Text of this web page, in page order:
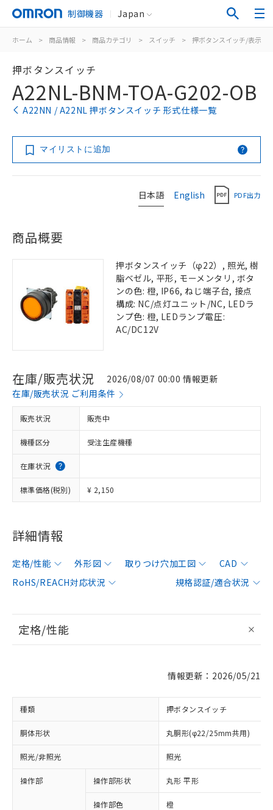
制御機器 Japan
ホーム > 商品情報 > 商品カテゴリ > スイッチ > 押ボタンスイッチ/表示灯
押ボタンスイッチ
A22NL-BNM-TOA-G202-OB
A22NN / A22NL 押ボタンスイッチ 形式仕様一覧
マイリストに追加
日本語 English PDF出力
商品概要
押ボタンスイッチ（φ22）, 照光, 樹
脂ベゼル, 平形, モーメンタリ, ボタ
ンの色: 橙, IP66, ねじ端子台, 接点
構成: NC/点灯ユニット/NC, LEDラ
ンプ色: 橙, LEDランプ電圧:
AC/DC12V
在庫/販売状況
2026/08/07 00:00 情報更新
在庫/販売状況 ご利用条件
販売状況 販売中
機種区分 受注生産機種
在庫状況
標準価格(税別) ¥ 2,150
詳細情報
定格/性能 外形図 取りつけ穴加工図
CAD
RoHS/REACH対応状況
規格認証/適合状況
定格/性能
情報更新：2026/05/21
種類 押ボタンスイッチ
胴体形状 丸胴形(φ22/25mm共用)
照光/非照光 照光
操作部 操作部形状 丸形 平形
操作部色 橙